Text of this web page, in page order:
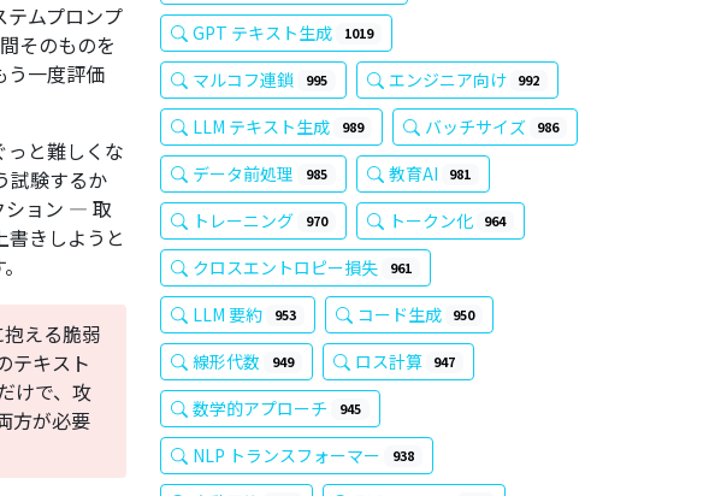
テムプロンプ
そのものを
う一度評価
っと難しくな
試験するか
ション — 取
きしようと
える脆弱
テキスト
けで、攻
方が必要
GPT テキスト生成 1019
マルコフ連鎖 995 エンジニア向け 992
LLM テキスト生成 989 バッチサイズ 986
データ前処理 985 教育AI 981
トレーニング 970 トークン化 964
クロスエントロピー損失 961
LLM 要約 953 コード生成 950
線形代数 949 ロス計算 947
数学的アプローチ 945
NLP トランスフォーマー 938